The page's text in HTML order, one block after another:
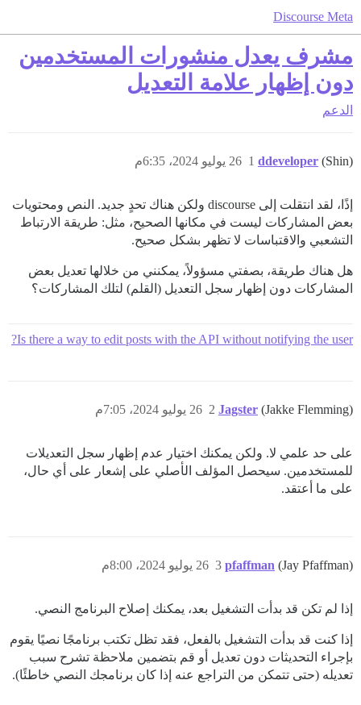
Discourse Meta
مشرف يعدل منشورات المستخدمين
دون إظهار علامة التعديل
الدعم
ddeveloper (Shin) 26 يوليو 2024، 6:35م 1
إذًا، لقد انتقلت إلى discourse ولكن هناك تحدٍ جديد. النص ومحتويات
بعض المشاركات ليست في مكانها الصحيح، مثل: طريقة الارتباط
التشعبي والاقتباسات لا تظهر بشكل صحيح.
هل هناك طريقة، بصفتي مسؤولاً، يمكنني من خلالها تعديل بعض
المشاركات دون إظهار سجل التعديل (القلم) لتلك المشاركات؟
Is there a way to edit posts with the API without notifying the user?
Jagster (Jakke Flemming) 26 يوليو 2024، 7:05م 2
على حد علمي لا. ولكن يمكنك اختيار عدم إظهار سجل التعديلات
للمستخدمين. سيحصل المؤلف الأصلي على إشعار على أي حال،
على ما أعتقد.
pfaffman (Jay Pfaffman) 26 يوليو 2024، 8:00م 3
إذا لم تكن قد بدأت التشغيل بعد، يمكنك إصلاح البرنامج النصي.
إذا كنت قد بدأت التشغيل بالفعل، فقد تظل تكتب برنامجًا نصيًا يقوم
بإجراء التحديثات دون تعديل أو قم بتضمين ملاحظة تشرح سبب
تعديله (حتى تتمكن من التراجع عنه إذا كان برنامجك النصي خاطئًا).